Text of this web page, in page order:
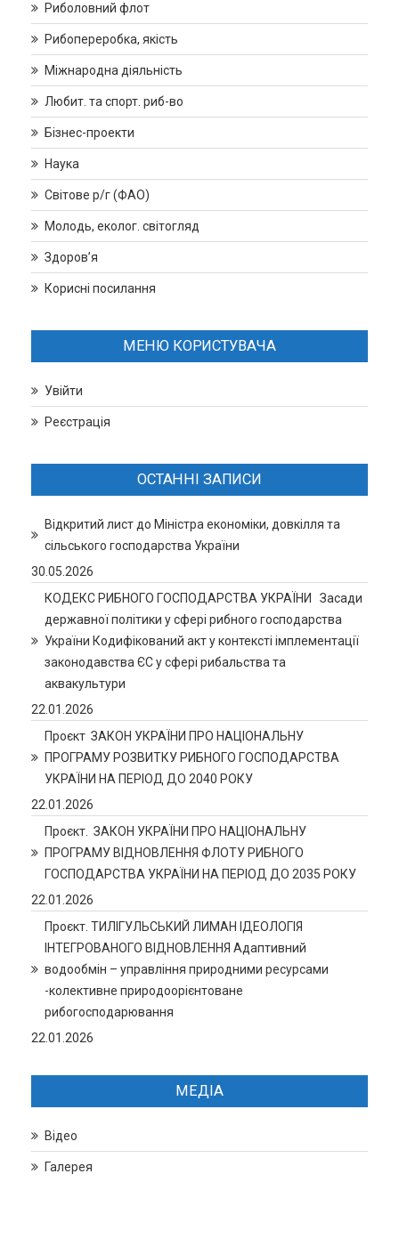
Риболовний флот
Рибопереробка, якість
Міжнародна діяльність
Любит. та спорт. риб-во
Бізнес-проекти
Наука
Світове р/г (ФАО)
Молодь, еколог. світогляд
Здоров’я
Корисні посилання
МЕНЮ КОРИСТУВАЧА
Увійти
Реєстрація
ОСТАННІ ЗАПИСИ
Відкритий лист до Міністра економіки, довкілля та
сільського господарства України
30.05.2026
КОДЕКС РИБНОГО ГОСПОДАРСТВА УКРАЇНИ Засади
державної політики у сфері рибного господарства
України Кодифікований акт у контексті імплементації
законодавства ЄС у сфері рибальства та
аквакультури
22.01.2026
Проєкт ЗАКОН УКРАЇНИ ПРО НАЦІОНАЛЬНУ
ПРОГРАМУ РОЗВИТКУ РИБНОГО ГОСПОДАРСТВА
УКРАЇНИ НА ПЕРІОД ДО 2040 РОКУ
22.01.2026
Проєкт. ЗАКОН УКРАЇНИ ПРО НАЦІОНАЛЬНУ
ПРОГРАМУ ВІДНОВЛЕННЯ ФЛОТУ РИБНОГО
ГОСПОДАРСТВА УКРАЇНИ НА ПЕРІОД ДО 2035 РОКУ
22.01.2026
Проєкт. ТИЛІГУЛЬСЬКИЙ ЛИМАН ІДЕОЛОГІЯ
ІНТЕГРОВАНОГО ВІДНОВЛЕННЯ Адаптивний
водообмін – управління природними ресурсами
-колективне природоорієнтоване
рибогосподарювання
22.01.2026
МЕДІА
Відео
Галерея